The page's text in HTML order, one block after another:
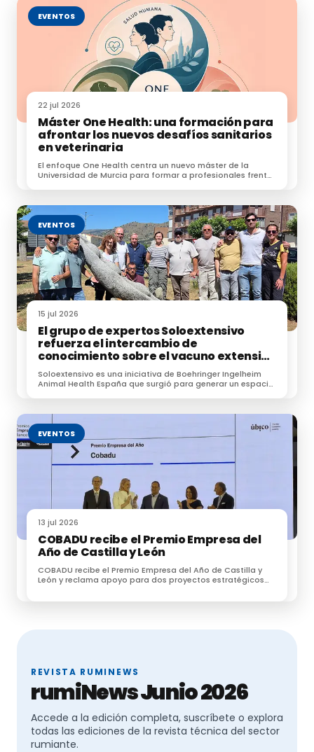
EVENTOS
22 jul 2026
Máster One Health: una formación para
afrontar los nuevos desafíos sanitarios
en veterinaria
El enfoque One Health centra un nuevo máster de la
Universidad de Murcia para formar a profesionales frente
EVENTOS
15 jul 2026
El grupo de expertos Soloextensivo
refuerza el intercambio de
conocimiento sobre el vacuno extensivo
en su encuentro anual
Soloextensivo es una iniciativa de Boehringer Ingelheim
Animal Health España que surgió para generar un espacio
EVENTOS
13 jul 2026
COBADU recibe el Premio Empresa del
Año de Castilla y León
COBADU recibe el Premio Empresa del Año de Castilla y
León y reclama apoyo para dos proyectos estratégicos
REVISTA RUMINEWS
rumiNews Junio 2026
Accede a la edición completa, suscríbete o explora
todas las ediciones de la revista técnica del sector
rumiante.